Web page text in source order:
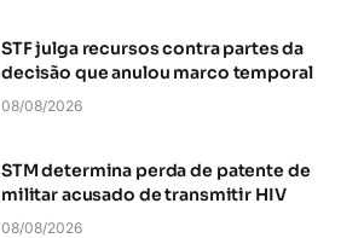
STF julga recursos contra partes da
decisão que anulou marco temporal
08/08/2026
STM determina perda de patente de
militar acusado de transmitir HIV
08/08/2026